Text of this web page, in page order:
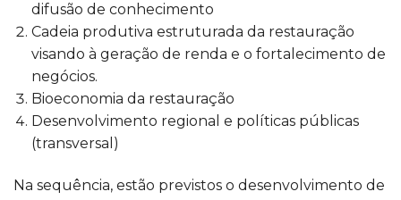
difusão de conhecimento
Cadeia produtiva estruturada da restauração
visando à geração de renda e o fortalecimento de
negócios.
Bioeconomia da restauração
Desenvolvimento regional e políticas públicas
(transversal)
Na sequência, estão previstos o desenvolvimento de